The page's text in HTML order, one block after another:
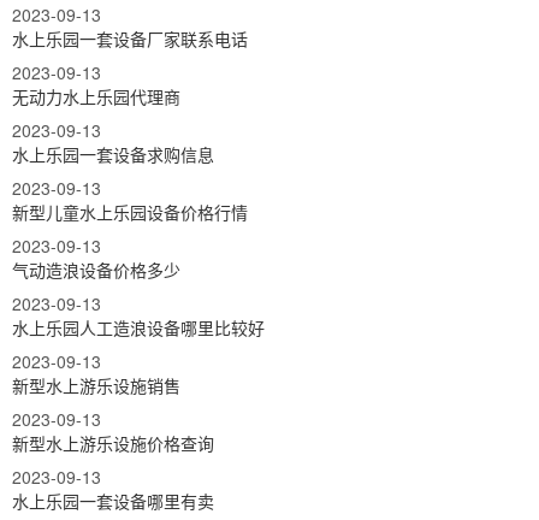
2023-09-13
水上乐园一套设备厂家联系电话
2023-09-13
无动力水上乐园代理商
2023-09-13
水上乐园一套设备求购信息
2023-09-13
新型儿童水上乐园设备价格行情
2023-09-13
气动造浪设备价格多少
2023-09-13
水上乐园人工造浪设备哪里比较好
2023-09-13
新型水上游乐设施销售
2023-09-13
新型水上游乐设施价格查询
2023-09-13
水上乐园一套设备哪里有卖